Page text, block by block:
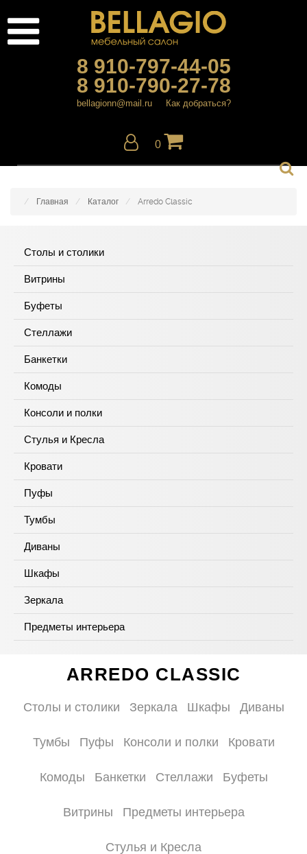
8 910-797-44-05
8 910-790-27-78
bellagionn@mail.ru Как добраться?
0
Главная Каталог Arredo Classic
Столы и столики
Витрины
Буфеты
Стеллажи
Банкетки
Комоды
Консоли и полки
Стулья и Кресла
Кровати
Пуфы
Тумбы
Диваны
Шкафы
Зеркала
Предметы интерьера
ARREDO CLASSIC
Столы и столики Зеркала Шкафы Диваны
Тумбы Пуфы Консоли и полки Кровати
Комоды Банкетки Стеллажи Буфеты
Витрины Предметы интерьера
Стулья и Кресла